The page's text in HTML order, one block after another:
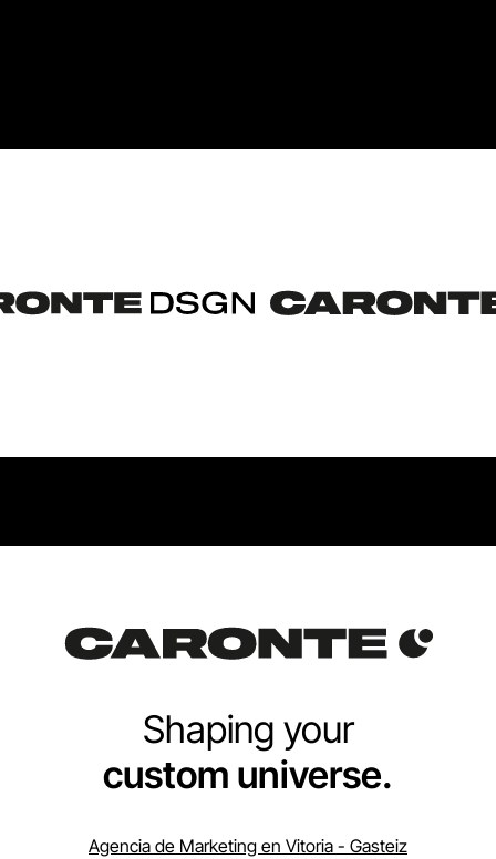
Shaping your
custom universe.
Agencia de Marketing en Vitoria - Gasteiz